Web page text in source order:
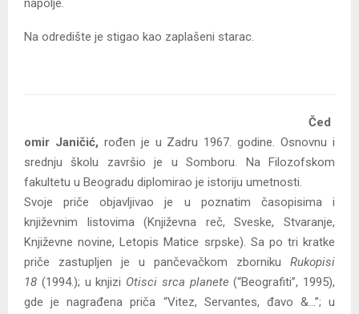
Na odredište je stigao kao zaplašeni starac.
Čed
omir Janičić, rođen je u Zadru 1967. godine. Osnovnu i
srednju školu završio je u Somboru. Na Filozofskom
fakultetu u Beogradu diplomirao je istoriju umetnosti.
Svoje priče objavljivao je u poznatim časopisima i
književnim listovima (Književna reč, Sveske, Stvaranje,
Književne novine, Letopis Matice srpske). Sa po tri kratke
priče zastupljen je u pančevačkom zborniku Rukopisi
18 (1994.); u knjizi Otisci srca planete (“Beografiti”, 1995),
gde je nagrađena priča “Vitez, Servantes, đavo &…”; u